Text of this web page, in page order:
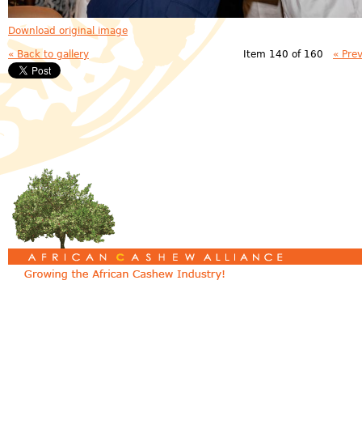
Download original image
« Back to gallery Item 140 of 160 «